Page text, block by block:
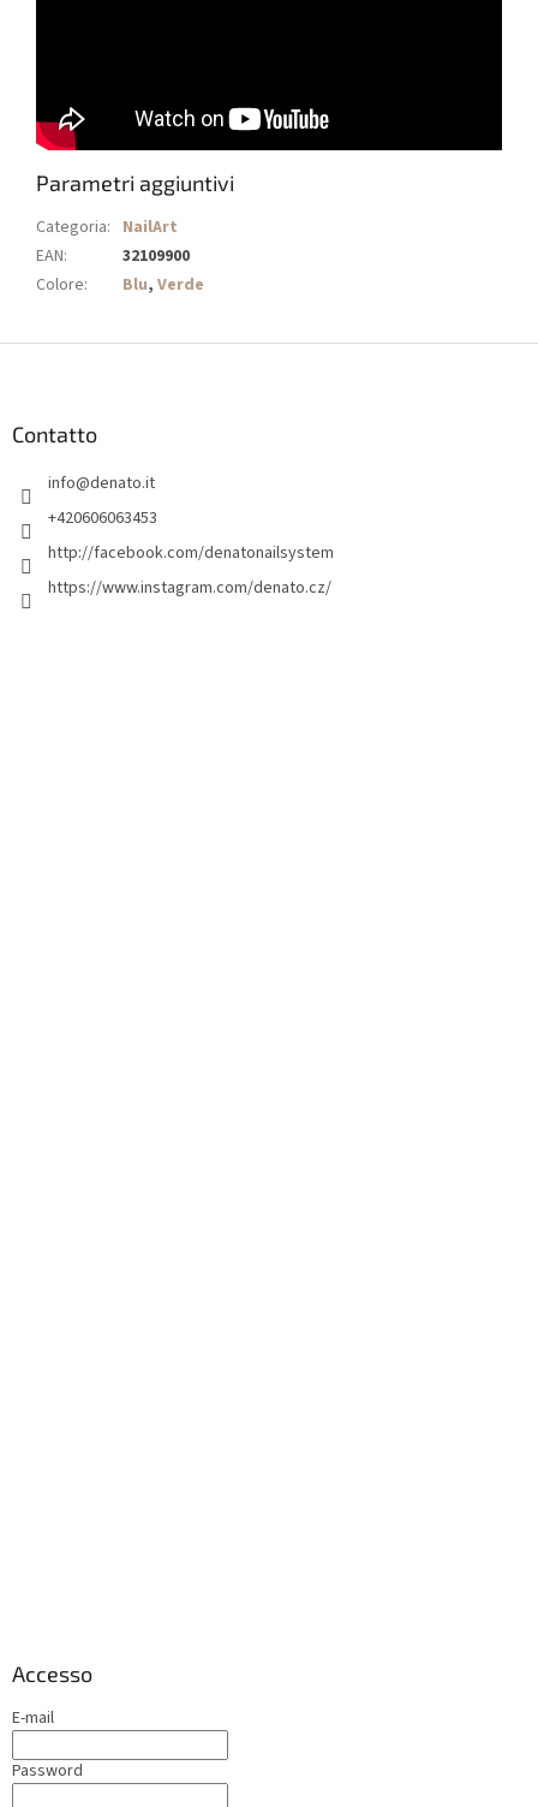
Parametri aggiuntivi
Categoria: NailArt
EAN:
32109900
Colore: Blu, Verde
Contatto
info@denato.it
+420606063453
http://facebook.com/denatonailsystem
https://www.instagram.com/denato.cz/
Accesso
E-mail
Password